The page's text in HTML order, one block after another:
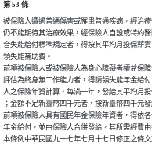
第 53 條
被保險人遭遇普通傷害或罹患普通疾病，經治
仍不能期待其治療效果，經保險人自設或特約
合失能給付標準規定者，得按其平均月投保薪
領失能補助費。
前項被保險人或被保險人為身心障礙者權益保
評估為終身無工作能力者，得請領失能年金給
人之保險年資計算，每滿一年，發給其平均月
；金額不足新臺幣四千元者，按新臺幣四千元發
前項被保險人具有國民年金保險年資者，得依
年金給付，並由保險人合併發給，其所需經費由
本條例中華民國九十七年七月十七日修正之條